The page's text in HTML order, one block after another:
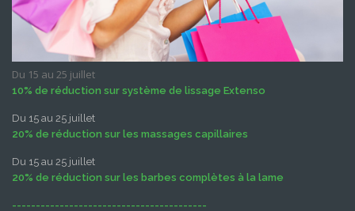
Du 15 au 25 juillet
10% de réduction sur système de lissage Extenso
Du 15 au 25 juillet
20% de réduction sur les massages capillaires
Du 15 au 25 juillet
20% de réduction sur les barbes complètes à la lame
-----------------------------------------